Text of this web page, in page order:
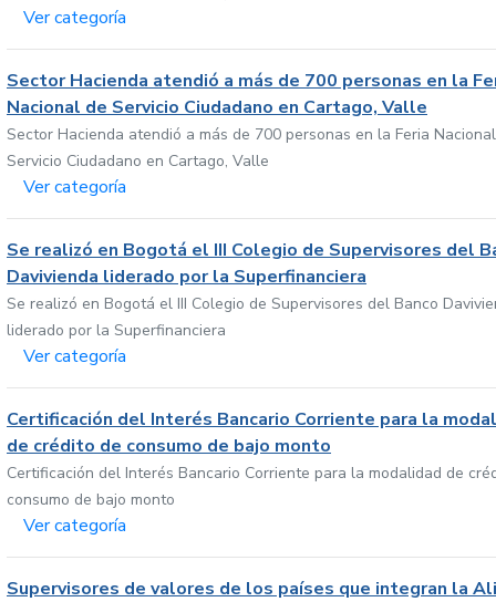
Ver categoría
Sector Hacienda atendió a más de 700 personas en la
Nacional de Servicio Ciudadano en Cartago, Valle
Sector Hacienda atendió a más de 700 personas en la Feria
Servicio Ciudadano en Cartago, Valle
Ver categoría
Se realizó en Bogotá el III Colegio de Supervisores del
Davivienda liderado por la Superfinanciera
Se realizó en Bogotá el III Colegio de Supervisores del Banco
liderado por la Superfinanciera
Ver categoría
Certificación del Interés Bancario Corriente para la
de crédito de consumo de bajo monto
Certificación del Interés Bancario Corriente para la modalidad de
consumo de bajo monto
Ver categoría
Supervisores de valores de los países que integran la